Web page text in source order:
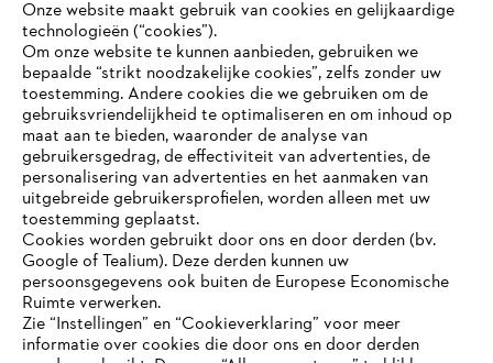
Bedrijf
STIHL FAQ
Contact
JE BROWSER WORDT NIET
Onze website maakt gebruik van cookies en gelijkaardige
technologieën (“cookies”).
Om onze website te kunnen aanbieden, gebruiken we
bepaalde “strikt noodzakelijke cookies”, zelfs zonder uw
toestemming. Andere cookies die we gebruiken om de
gebruiksvriendelijkheid te optimaliseren en om inhoud op
maat aan te bieden, waaronder de analyse van
gebruikersgedrag, de effectiviteit van advertenties, de
personalisering van advertenties en het aanmaken van
uitgebreide gebruikersprofielen, worden alleen met uw
toestemming geplaatst.
Cookies worden gebruikt door ons en door derden (bv.
Google of Tealium). Deze derden kunnen uw
persoonsgegevens ook buiten de Europese Economische
Ruimte verwerken.
Zie “Instellingen” en “Cookieverklaring” voor meer
informatie over cookies die door ons en door derden